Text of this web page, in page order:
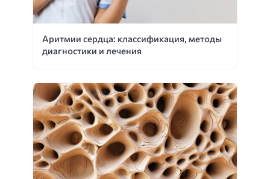
Аритмии сердца: классификация, методы
диагностики и лечения